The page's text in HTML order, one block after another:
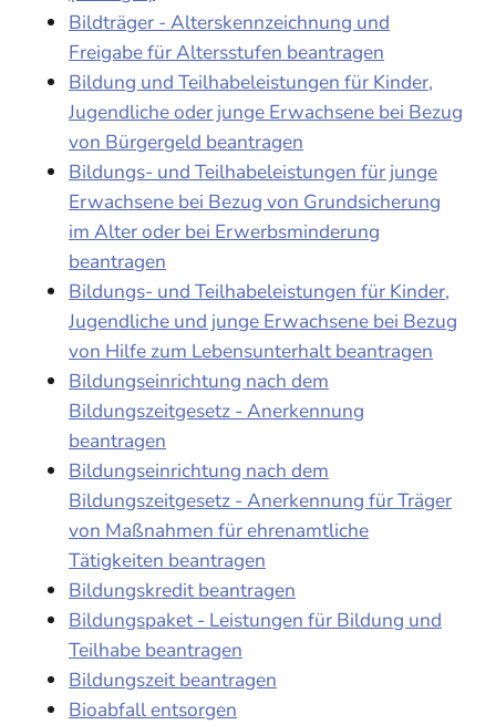
Bildträger - Alterskennzeichnung und
Freigabe für Altersstufen beantragen
Bildung und Teilhabeleistungen für Kinder,
Jugendliche oder junge Erwachsene bei Bezug
von Bürgergeld beantragen
Bildungs- und Teilhabeleistungen für junge
Erwachsene bei Bezug von Grundsicherung
im Alter oder bei Erwerbsminderung
beantragen
Bildungs- und Teilhabeleistungen für Kinder,
Jugendliche und junge Erwachsene bei Bezug
von Hilfe zum Lebensunterhalt beantragen
Bildungseinrichtung nach dem
Bildungszeitgesetz - Anerkennung
beantragen
Bildungseinrichtung nach dem
Bildungszeitgesetz - Anerkennung für Träger
von Maßnahmen für ehrenamtliche
Tätigkeiten beantragen
Bildungskredit beantragen
Bildungspaket - Leistungen für Bildung und
Teilhabe beantragen
Bildungszeit beantragen
Bioabfall entsorgen